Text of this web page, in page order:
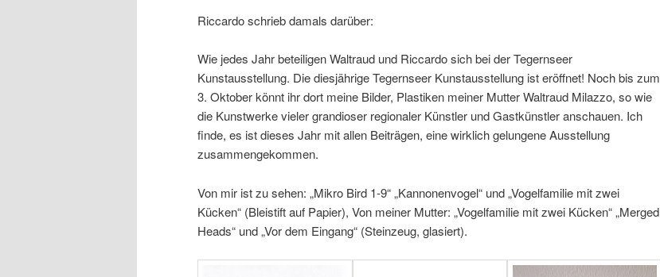
Riccardo schrieb damals darüber:
Wie jedes Jahr beteiligen Waltraud und Riccardo sich bei der Tegernseer
Kunstausstellung. Die diesjährige Tegernseer Kunstausstellung ist eröffnet! Noch bis zum
3. Oktober könnt ihr dort meine Bilder, Plastiken meiner Mutter Waltraud Milazzo, so wie
die Kunstwerke vieler grandioser regionaler Künstler und Gastkünstler anschauen. Ich
finde, es ist dieses Jahr mit allen Beiträgen, eine wirklich gelungene Ausstellung
zusammengekommen.
Von mir ist zu sehen: „Mikro Bird 1-9“ „Kannonenvogel“ und „Vogelfamilie mit zwei
Kücken“ (Bleistift auf Papier), Von meiner Mutter: „Vogelfamilie mit zwei Kücken“ „Merged
Heads“ und „Vor dem Eingang“ (Steinzeug, glasiert).